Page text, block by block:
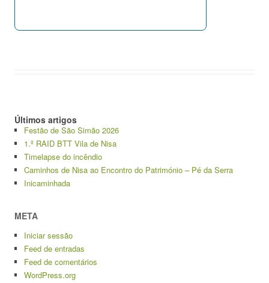
Últimos artigos
Festão de São Simão 2026
1.º RAID BTT Vila de Nisa
Timelapse do incêndio
Caminhos de Nisa ao Encontro do Património – Pé da Serra
Inicaminhada
META
Iniciar sessão
Feed de entradas
Feed de comentários
WordPress.org